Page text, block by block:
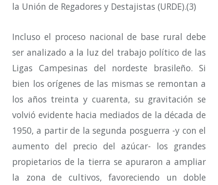
la Unión de Regadores y Destajistas (URDE).(3)
Incluso el proceso nacional de base rural debe
ser analizado a la luz del trabajo político de las
Ligas Campesinas del nordeste brasileño. Si
bien los orígenes de las mismas se remontan a
los años treinta y cuarenta, su gravitación se
volvió evidente hacia mediados de la década de
1950, a partir de la segunda posguerra -y con el
aumento del precio del azúcar- los grandes
propietarios de la tierra se apuraron a ampliar
la zona de cultivos, favoreciendo un doble